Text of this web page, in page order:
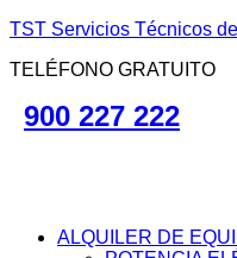
TST Servicios Técnicos
TELÉFONO GRATUITO
900 227 222
ALQUILER DE